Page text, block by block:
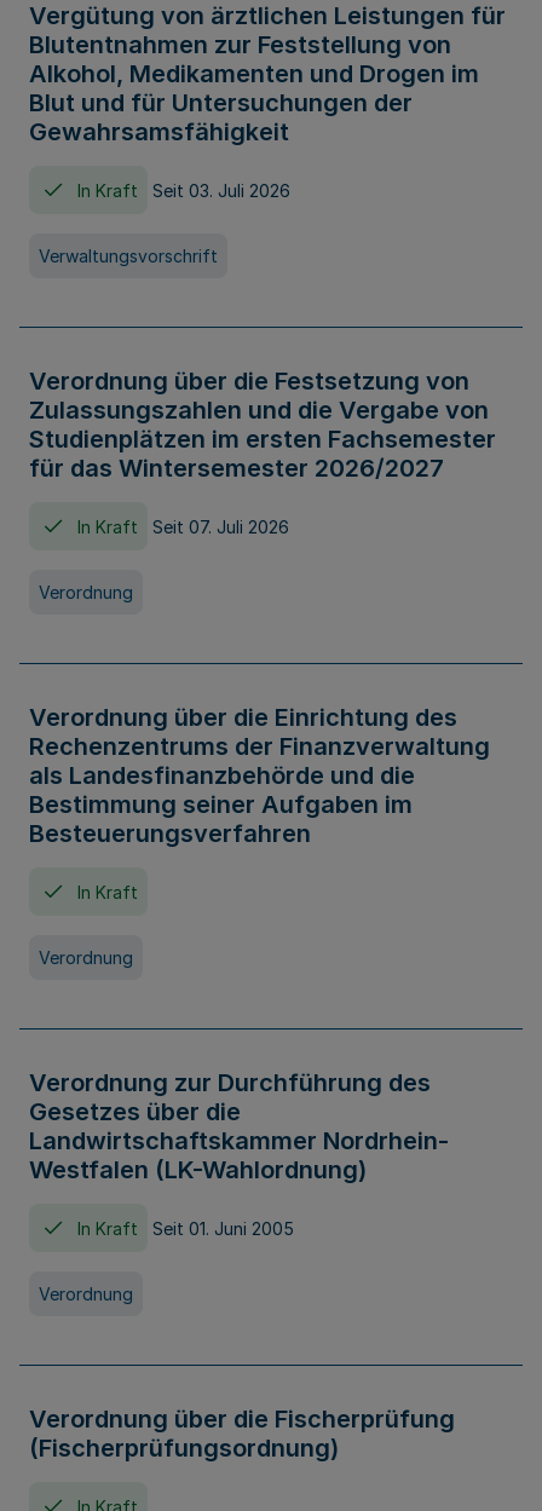
Vergütung von ärztlichen Leistungen für
Blutentnahmen zur Feststellung von
Alkohol, Medikamenten und Drogen im
Blut und für Untersuchungen der
Gewahrsamsfähigkeit
In Kraft Seit 03. Juli 2026
Verwaltungsvorschrift
Verordnung über die Festsetzung von
Zulassungszahlen und die Vergabe von
Studienplätzen im ersten Fachsemester
für das Wintersemester 2026/2027
In Kraft Seit 07. Juli 2026
Verordnung
Verordnung über die Einrichtung des
Rechenzentrums der Finanzverwaltung
als Landesfinanzbehörde und die
Bestimmung seiner Aufgaben im
Besteuerungsverfahren
In Kraft
Verordnung
Verordnung zur Durchführung des
Gesetzes über die
Landwirtschaftskammer Nordrhein-
Westfalen (LK-Wahlordnung)
In Kraft Seit 01. Juni 2005
Verordnung
Verordnung über die Fischerprüfung
(Fischerprüfungsordnung)
In Kraft